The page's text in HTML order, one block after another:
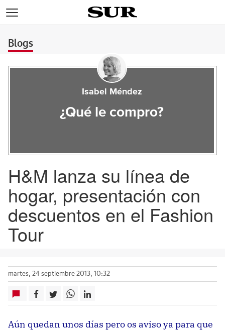
Blogs
Isabel Méndez
¿Qué le compro?
H&M lanza su línea de
hogar, presentación con
descuentos en el Fashion
Tour
martes, 24 septiembre 2013, 10:32
Aún quedan unos días pero os aviso ya para que